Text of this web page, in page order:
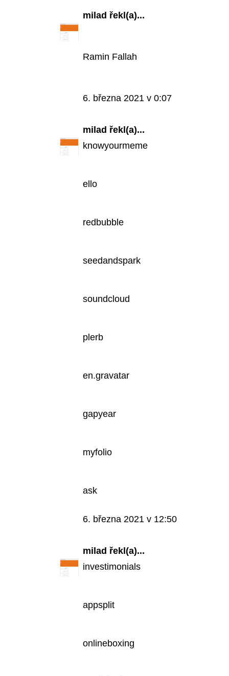
milad řekl(a)...
Ramin Fallah
6. března 2021 v 0:07
milad řekl(a)...
knowyourmeme
ello
redbubble
seedandspark
soundcloud
plerb
en.gravatar
gapyear
myfolio
ask
6. března 2021 v 12:50
milad řekl(a)...
investimonials
appsplit
onlineboxing